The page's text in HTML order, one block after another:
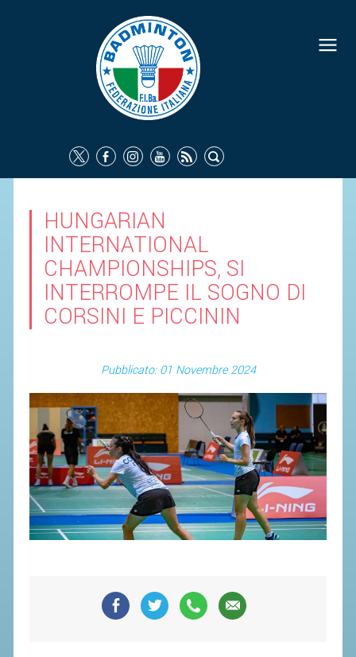
HUNGARIAN
INTERNATIONAL
CHAMPIONSHIPS, SI
INTERROMPE IL SOGNO DI
CORSINI E PICCININ
Pubblicato: 01 Novembre 2024